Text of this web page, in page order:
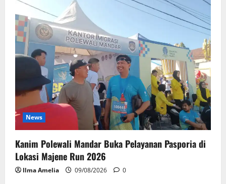
News
Kanim Polewali Mandar Buka Pelayanan Pasporia di
Lokasi Majene Run 2026
Ilma Amelia 09/08/2026 0